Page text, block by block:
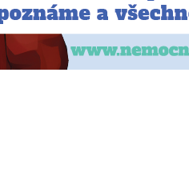
Odeslat